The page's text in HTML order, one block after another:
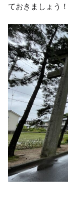
ておきましょう！